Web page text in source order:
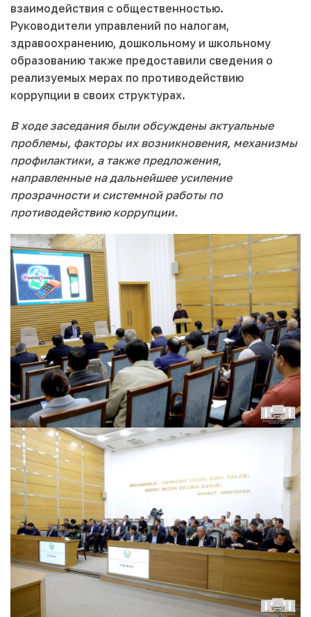
взаимодействия с общественностью.
Руководители управлений по налогам,
здравоохранению, дошкольному и школьному
образованию также предоставили сведения о
реализуемых мерах по противодействию
коррупции в своих структурах.
В ходе заседания были обсуждены актуальные
проблемы, факторы их возникновения, механизмы
профилактики, а также предложения,
направленные на дальнейшее усиление
прозрачности и системной работы по
противодействию коррупции.